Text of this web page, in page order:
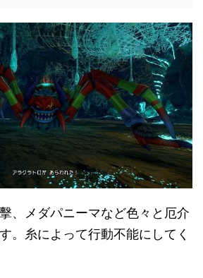
、メダパニーマなど色々と厄介
。糸によって行動不能にしてく